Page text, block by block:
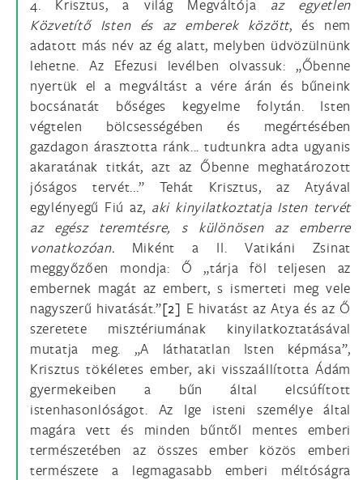
4. Krisztus, a világ Megváltója az egyetlen
Közvetítő Isten és az emberek között, és nem
adatott más név az ég alatt, melyben üdvözülnünk
lehetne. Az Efezusi levélben olvassuk: „Őbenne
nyertük el a megváltást a vére árán és bűneink
bocsánatát bőséges kegyelme folytán. Isten
végtelen bölcsességében és megértésében
gazdagon árasztotta ránk... tudtunkra adta ugyanis
akaratának titkát, azt az Őbenne meghatározott
jóságos tervét...” Tehát Krisztus, az Atyával
egylényegű Fiú az, aki kinyilatkoztatja Isten tervét
az egész teremtésre, s különösen az emberre
vonatkozóan. Miként a II. Vatikáni Zsinat
meggyőzően mondja: Ő „tárja föl teljesen az
embernek magát az embert, s ismerteti meg vele
nagyszerű hivatását.”[2] E hivatást az Atya és az Ő
szeretete misztériumának kinyilatkoztatásával
mutatja meg. „A láthatatlan Isten képmása”,
Krisztus tökéletes ember, aki visszaállította Ádám
gyermekeiben a bűn által elcsúfított
istenhasonlóságot. Az Ige isteni személye által
magára vett és minden bűntől mentes emberi
természetében az összes ember közös emberi
természete a legmagasabb emberi méltóságra